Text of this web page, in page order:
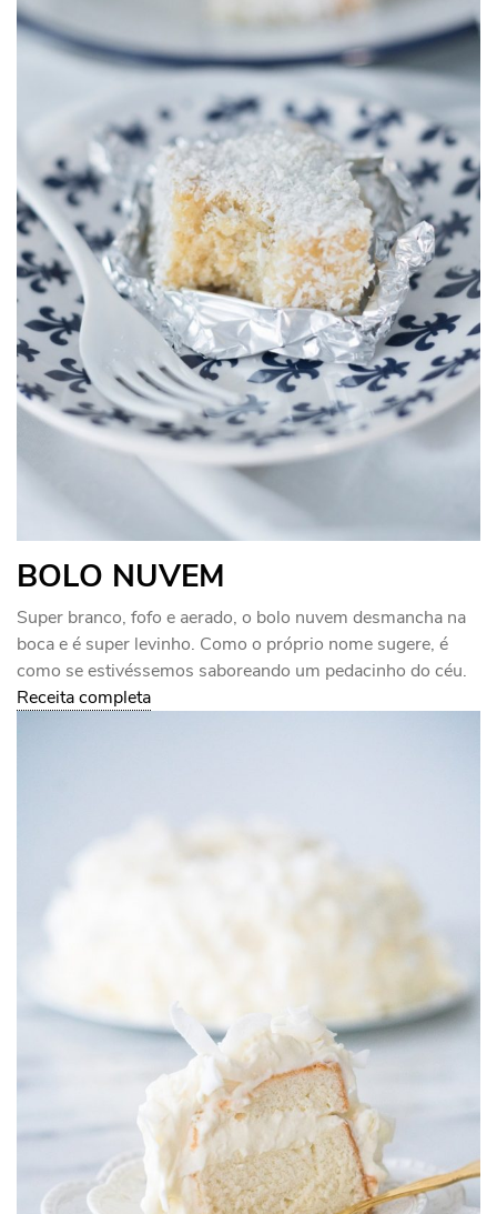
BOLO NUVEM
Super branco, fofo e aerado, o bolo nuvem desmancha na
boca e é super levinho. Como o próprio nome sugere, é
como se estivéssemos saboreando um pedacinho do céu.
Receita completa